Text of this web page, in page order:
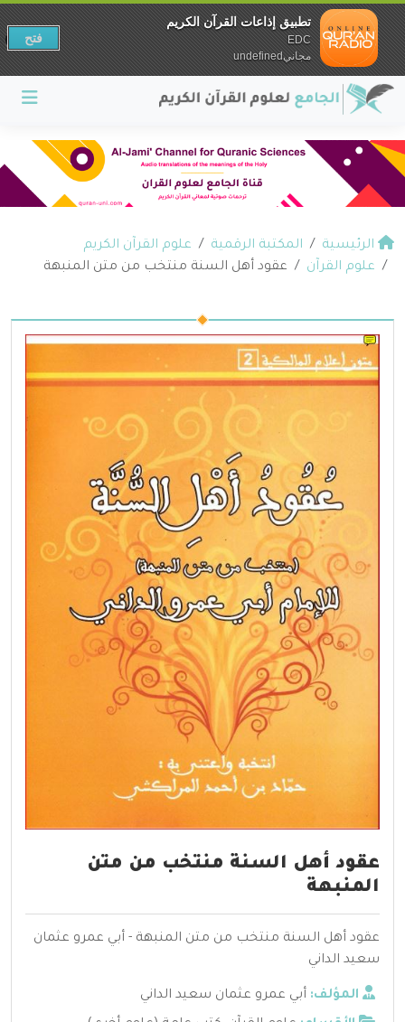
الرئيسية المكتبة الرقمية
علوم القرآن الكريم
علوم القرآن
عقود أهل السنة منتخب من متن المنبهة
عقود أهل السنة منتخب من متن
المنبهة
عقود أهل السنة منتخب من متن المنبهة - أبي عمرو عثمان
سعيد الداني
المؤلف: أبي عمرو عثمان سعيد الداني
تطبيق إذاعات القرآن الكريم
EDC
مجانيundefined
فتح